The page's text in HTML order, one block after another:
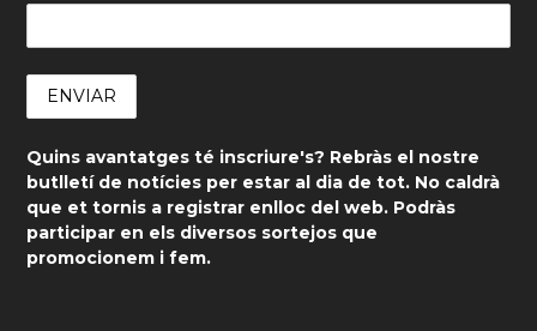
Quins avantatges té inscriure's? Rebràs el nostre
butlletí de notícies per estar al dia de tot. No caldrà
que et tornis a registrar enlloc del web. Podràs
participar en els diversos sortejos que
promocionem i fem.